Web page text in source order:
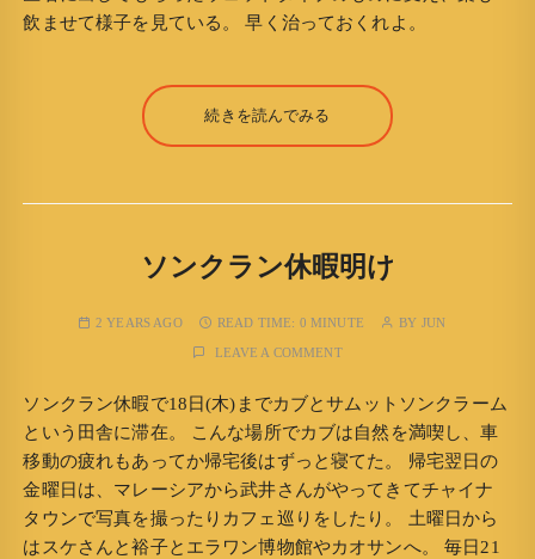
飲ませて様子を見ている。 早く治っておくれよ。
続きを読んでみる
ソンクラン休暇明け
2 YEARS AGO READ TIME: 0 MINUTE BY JUN
LEAVE A COMMENT
ソンクラン休暇で18日(木)までカブとサムットソンクラーム
という田舎に滞在。 こんな場所でカブは自然を満喫し、車
移動の疲れもあってか帰宅後はずっと寝てた。 帰宅翌日の
金曜日は、マレーシアから武井さんがやってきてチャイナ
タウンで写真を撮ったりカフェ巡りをしたり。 土曜日から
はスケさんと裕子とエラワン博物館やカオサンへ。 毎日21